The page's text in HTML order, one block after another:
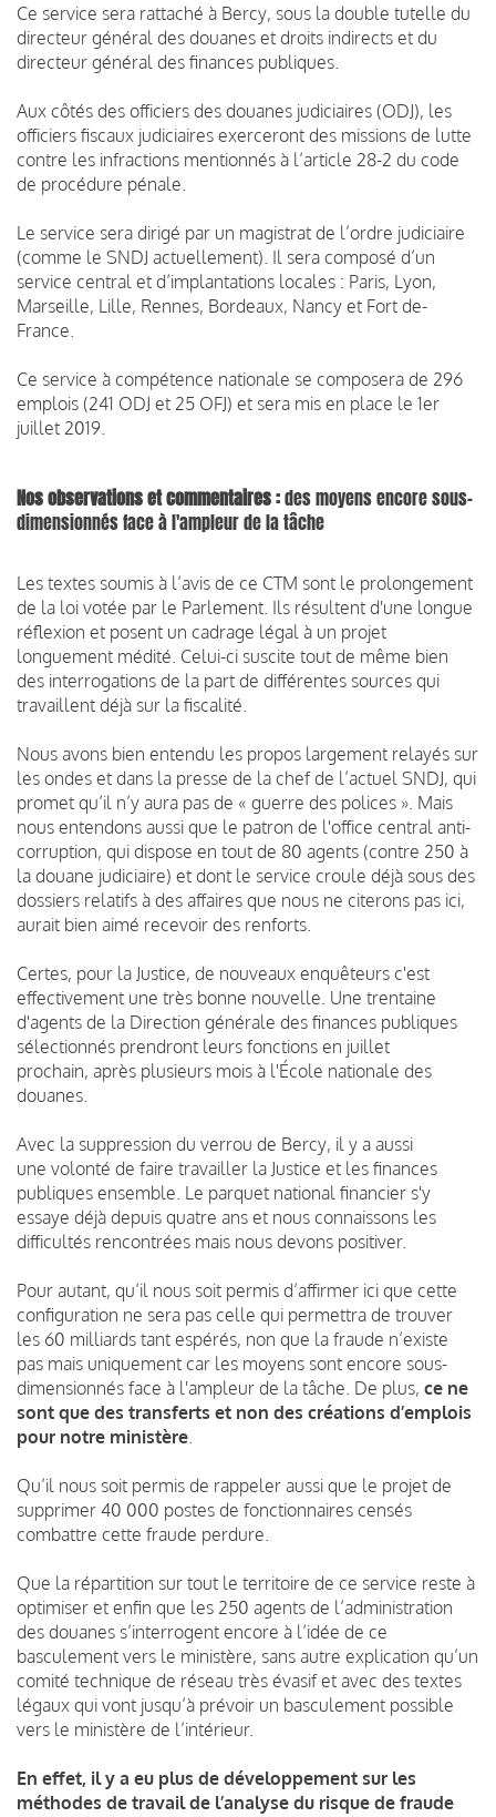
Ce service sera rattaché à Bercy, sous la double tutelle du
directeur général des douanes et droits indirects et du
directeur général des finances publiques.
Aux côtés des officiers des douanes judiciaires (ODJ), les
officiers fiscaux judiciaires exerceront des missions de lutte
contre les infractions mentionnés à l’article 28-2 du code
de procédure pénale.
Le service sera dirigé par un magistrat de l’ordre judiciaire
(comme le SNDJ actuellement). Il sera composé d’un
service central et d’implantations locales : Paris, Lyon,
Marseille, Lille, Rennes, Bordeaux, Nancy et Fort de-
France.
Ce service à compétence nationale se composera de 296
emplois (241 ODJ et 25 OFJ) et sera mis en place le 1er
juillet 2019.
Nos observations et commentaires :des moyens encore sous-
dimensionnés face à l'ampleur de la tâche
Les textes soumis à l’avis de ce CTM sont le prolongement
de la loi votée par le Parlement. Ils résultent d'une longue
réflexion et posent un cadrage légal à un projet
longuement médité. Celui-ci suscite tout de même bien
des interrogations de la part de différentes sources qui
travaillent déjà sur la fiscalité.
Nous avons bien entendu les propos largement relayés sur
les ondes et dans la presse de la chef de l’actuel SNDJ, qui
promet qu’il n’y aura pas de « guerre des polices ». Mais
nous entendons aussi que le patron de l'office central anti-
corruption, qui dispose en tout de 80 agents (contre 250 à
la douane judiciaire) et dont le service croule déjà sous des
dossiers relatifs à des affaires que nous ne citerons pas ici,
aurait bien aimé recevoir des renforts.
Certes, pour la Justice, de nouveaux enquêteurs c'est
effectivement une très bonne nouvelle. Une trentaine
d'agents de la Direction générale des finances publiques
sélectionnés prendront leurs fonctions en juillet
prochain, après plusieurs mois à l'École nationale des
douanes.
Avec la suppression du verrou de Bercy, il y a aussi
une volonté de faire travailler la Justice et les finances
publiques ensemble. Le parquet national financier s'y
essaye déjà depuis quatre ans et nous connaissons les
difficultés rencontrées mais nous devons positiver.
Pour autant, qu’il nous soit permis d’affirmer ici que cette
configuration ne sera pas celle qui permettra de trouver
les 60 milliards tant espérés, non que la fraude n’existe
pas mais uniquement car les moyens sont encore sous-
dimensionnés face à l'ampleur de la tâche. De plus, ce ne
sont que des transferts et non des créations d’emplois
pour notre ministère
Qu’il nous soit permis de rappeler aussi que le projet de
supprimer 40 000 postes de fonctionnaires censés
combattre cette fraude perdure.
Que la répartition sur tout le territoire de ce service reste à
optimiser et enfin que les 250 agents de l’administration
des douanes s’interrogent encore à l’idée de ce
basculement vers le ministère, sans autre explication qu’un
comité technique de réseau très évasif et avec des textes
légaux qui vont jusqu’à prévoir un basculement possible
vers le ministère de l’intérieur.
En effet, il y a eu plus de développement sur les
méthodes de travail de l’analyse du risque de fraude